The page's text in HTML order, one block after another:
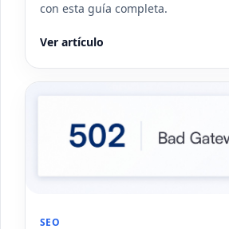
con esta guía completa.
Ver artículo
SEO